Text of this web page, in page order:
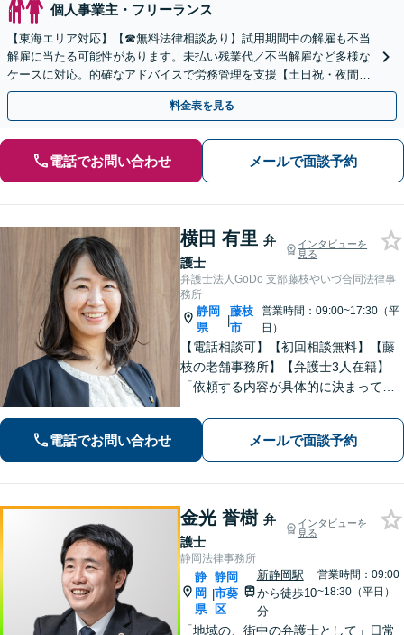
個人事業主・フリーランス
【東海エリア対応】【☎︎無料法律相談あり】試用期間中の解雇も不当
解雇に当たる可能性があります。未払い残業代／不当解雇など多様な
ケースに対応。的確なアドバイスで労務管理を支援【土日祝・夜間対
応】【オンライン面談可】【完全個室】
料金表を見る
電話でお問い合わせ メールで面談予約
横田 有里 弁
護士
インタビューを
見る
弁護士法人GoDo 支部藤枝やいづ合同法律事
務所
静岡
県
|
藤枝
市
営業時間：09:00~17:30（平
日）
【電話相談可】【初回相談無料】【藤
枝の老舗事務所】【弁護士3人在籍】
「依頼する内容が具体的に決まってい
い」という方もまずはご相談くださ
い。相続遺言、離婚問題、交通事故、
借金問題、債権回収など【夜間休日応
相談】
電話でお問い合わせ メールで面談予約
金光 誉樹 弁
護士
インタビューを
見る
静岡法律事務所
静
岡
県
|
静岡
市葵
区
新静岡駅
から徒歩10
分
営業時間：09:00
~18:30（平日）
「地域の、街中の弁護士として」日常